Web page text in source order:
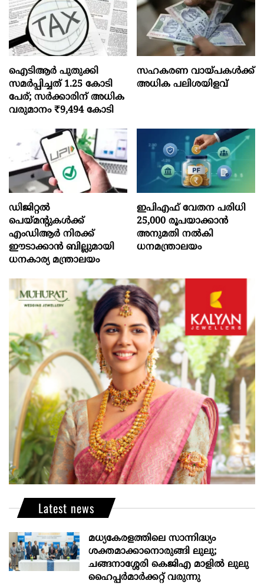
ഐടിആര്‍ പുതുക്കി
സമർപ്പിച്ചത് 1.25 കോടി
പേര്; സർക്കാരിന് അധിക
വരുമാനം ₹9,494 കോടി
സഹകരണ വായ്പകള്‍ക്ക്
അധിക പലിശയിളവ്
ഡിജിറ്റൽ
പെയ്മന്റുകൾക്ക്
എംഡിആർ നിരക്ക്
ഈടാക്കാൻ ബില്ലുമായി
ധനകാര്യ മന്ത്രാലയം
ഇപിഎഫ് വേതന പരിധി
25,000 രൂപയാക്കാൻ
അനുമതി നൽകി
ധനമന്ത്രാലയം
Latest news
മധ്യകേരളത്തിലെ സാന്നിദ്ധ്യം
ശക്തമാക്കാനൊരുങ്ങി ലുലു;
ചങ്ങനാശ്ശേരി കെജിഎ മാളിൽ ലുലു
ഹൈപ്പർമാർക്കറ്റ് വരുന്നു